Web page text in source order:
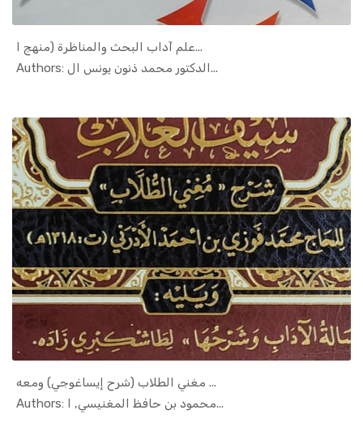
علم آداب البحث والمناظرة (منهج ا...
Authors: الدكتور محمد ذنون يونس ال... In Islamic...
مغني الطلاب (شرح إيساغوجي) ومعه ...
Authors: محمود بن حافظ المغنيسي, ا... In Islamic...